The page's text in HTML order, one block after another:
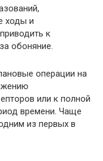
ходы и
к
обоняние.
операции на
или к полной
времени. Чаще
из первых в